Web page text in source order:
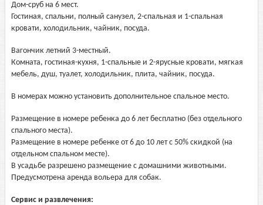
Дом-сруб на 6 мест.
Гостиная, спальни, полный санузел, 2-спальная и 1-спальная
кровати, холодильник, чайник, посуда.
Вагончик летний 3-местный.
Комната, гостиная-кухня, 1-спальные и 2-ярусные кровати, мягкая
мебель, душ, туалет, холодильник, плита, чайник, посуда.
В номерах можно установить дополнительное спальное место.
Размещение в номере ребенка до 6 лет бесплатно (без отдельного
спального места).
Размещение в номере ребенке от 6 до 10 лет с 50% скидкой (на
отдельном спальном месте).
В усадьбе разрешено размещение с домашними животными.
Предусмотрена аренда вольера для собак.
Сервис и развлечения: